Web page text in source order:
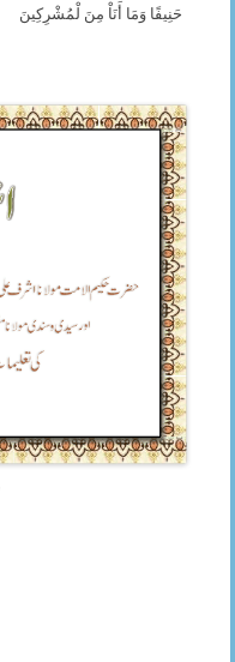
حَنِيفًا وَمَا أَنَاْ مِنَ لْمُشْرِكِينَ